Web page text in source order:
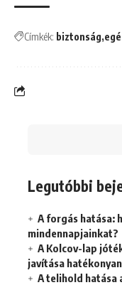
Címkék: biztonság
Legutóbbi
A forgás hatása:
mindennapjainkat?
A Kolcov-lap
javítása hatékonyan
A telihold hatása